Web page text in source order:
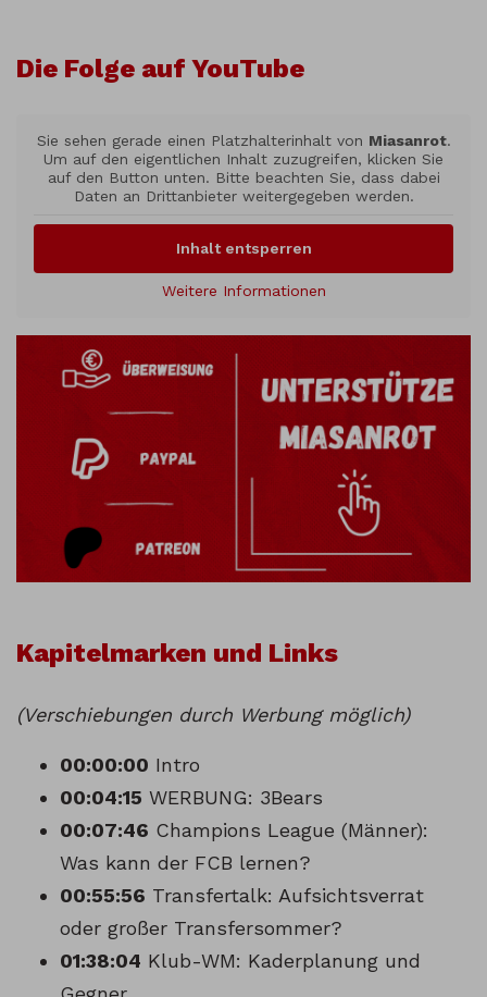
Die Folge auf YouTube
Sie sehen gerade einen Platzhalterinhalt von Miasanrot.
Um auf den eigentlichen Inhalt zuzugreifen, klicken Sie
auf den Button unten. Bitte beachten Sie, dass dabei
Daten an Drittanbieter weitergegeben werden.
Inhalt entsperren
Weitere Informationen
Kapitelmarken und Links
(Verschiebungen durch Werbung möglich)
00:00:00 Intro
00:04:15 WERBUNG: 3Bears
00:07:46 Champions League (Männer):
Was kann der FCB lernen?
00:55:56 Transfertalk: Aufsichtsverrat
oder großer Transfersommer?
01:38:04 Klub-WM: Kaderplanung und